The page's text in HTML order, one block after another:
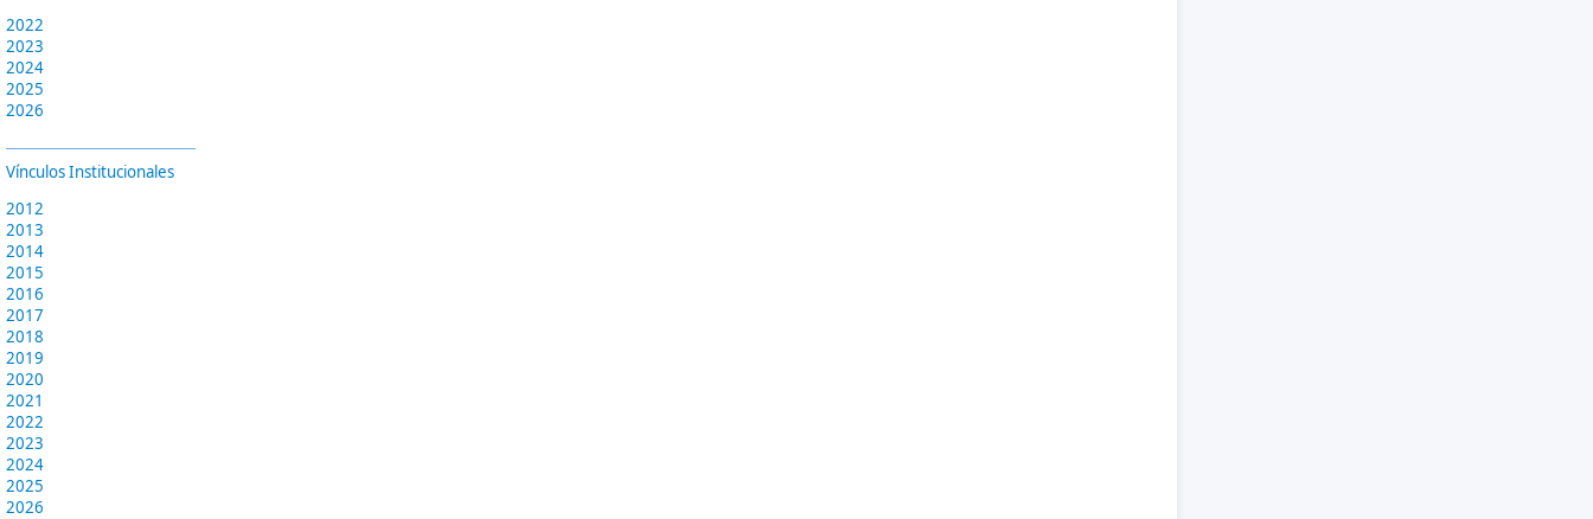
2022
2023
2024
2025
2026
Vínculos Institucionales
2012
2013
2014
2015
2016
2017
2018
2019
2020
2021
2022
2023
2024
2025
2026